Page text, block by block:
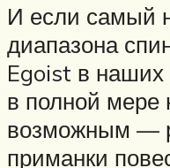
И если самый
диапазона
Egoist в наших
в полной мере
возможным —
приманки